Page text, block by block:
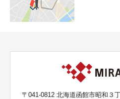
〒041-0812 北海道函館市昭和３